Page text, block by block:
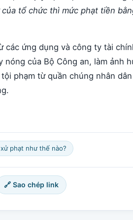
tổ chức thì mức phạt tiền
các ứng dụng và công ty tài
của Bộ Công an, làm ảnh
phạm từ quần chúng nhân
phạt như thế nào?
🔗 Sao chép link